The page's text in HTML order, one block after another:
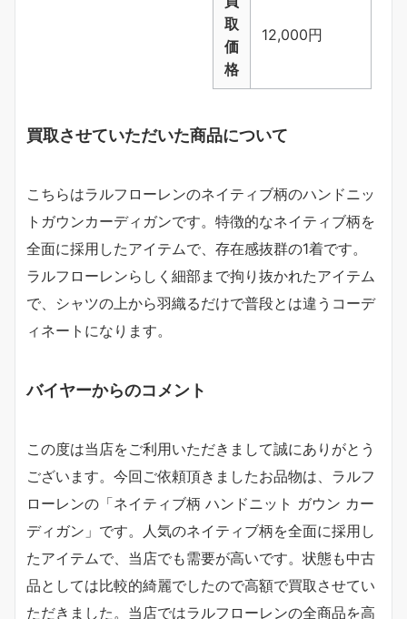
取
価
格
12,000円
買取させていただいた商品について
こちらはラルフローレンのネイティブ柄のハンドニッ
トガウンカーディガンです。特徴的なネイティブ柄を
全面に採用したアイテムで、存在感抜群の1着です。
ラルフローレンらしく細部まで拘り抜かれたアイテム
で、シャツの上から羽織るだけで普段とは違うコーデ
ィネートになります。
バイヤーからのコメント
この度は当店をご利用いただきまして誠にありがとう
ございます。今回ご依頼頂きましたお品物は、ラルフ
ローレンの「ネイティブ柄 ハンドニット ガウン カー
ディガン」です。人気のネイティブ柄を全面に採用し
たアイテムで、当店でも需要が高いです。状態も中古
品としては比較的綺麗でしたので高額で買取させてい
ただきました。当店ではラルフローレンの全商品を高